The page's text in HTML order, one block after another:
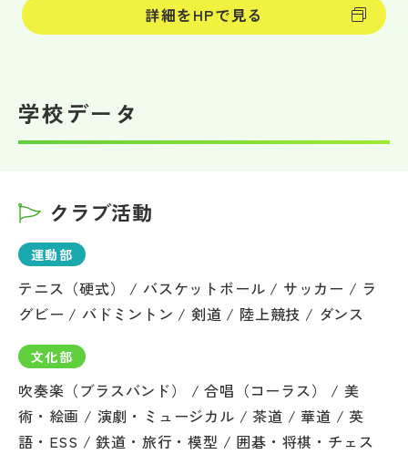
詳細をHPで見る
学校データ
クラブ活動
運動部
テニス（硬式） / バスケットボール / サッカー / ラ
グビー / バドミントン / 剣道 / 陸上競技 / ダンス
文化部
吹奏楽（ブラスバンド） / 合唱（コーラス） / 美
術・絵画 / 演劇・ミュージカル / 茶道 / 華道 / 英
語・ESS / 鉄道・旅行・模型 / 囲碁・将棋・チェス